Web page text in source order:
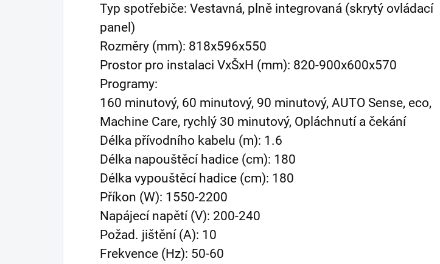
Typ spotřebiče: Vestavná, plně integrovaná (skrytý ovládací
panel)
Rozměry (mm): 818x596x550
Prostor pro instalaci VxŠxH (mm): 820-900x600x570
Programy:
160 minutový, 60 minutový, 90 minutový, AUTO Sense, eco,
Machine Care, rychlý 30 minutový, Opláchnutí a čekání
Délka přívodního kabelu (m): 1.6
Délka napouštěcí hadice (cm): 180
Délka vypouštěcí hadice (cm): 180
Příkon (W): 1550-2200
Napájecí napětí (V): 200-240
Požad. jištění (A): 10
Frekvence (Hz): 50-60